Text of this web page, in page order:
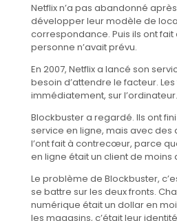
Netflix n’a pas abandonné
développer leur modèle de
correspondance. Puis ils ont
personne n’avait prévu.
En 2007, Netflix a lancé son
besoin d’attendre le facteur.
immédiatement, sur l’ordinateur.
Blockbuster a regardé. Ils ont
service en ligne, mais avec des
l’ont fait à contrecœur, parce
en ligne était un client de moins
Le problème de Blockbuster,
se battre sur les deux fronts.
numérique était un dollar en
les magasins, c’était leur